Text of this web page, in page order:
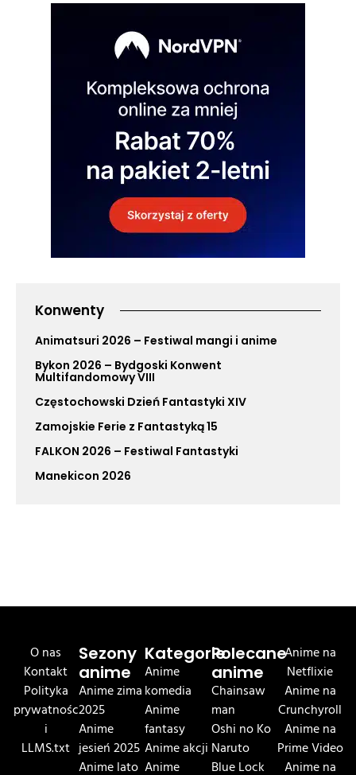
Konwenty
Animatsuri 2026 – Festiwal mangi i anime
Bykon 2026 – Bydgoski Konwent
Multifandomowy VIII
Częstochowski Dzień Fantastyki XIV
Zamojskie Ferie z Fantastyką 15
FALKON 2026 – Festiwal Fantastyki
Manekicon 2026
O nas
Kontakt
Polityka
prywatnośc
i
LLMS.txt
Sezony
anime
Anime zima
2025
Anime
jesień 2025
Anime lato
Kategorie
Anime
komedia
Anime
fantasy
Anime akcji
Anime
Polecane
anime
Chainsaw
man
Oshi no Ko
Naruto
Blue Lock
Anime na
Netflixie
Anime na
Crunchyroll
Anime na
Prime Video
Anime na